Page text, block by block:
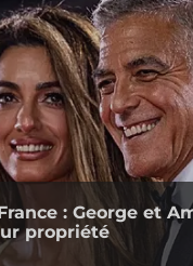
: George et
propriété